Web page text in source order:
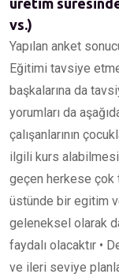
üretim
vs.)
Yapılan anket
Eğitimi tavsiye
başkalarına da
yorumları da
çalışanlarının
ilgili kurs
geçen herkese çok
üstünde bir egitim
geleneksel olarak
faydalı olacaktır •
ve ileri seviye